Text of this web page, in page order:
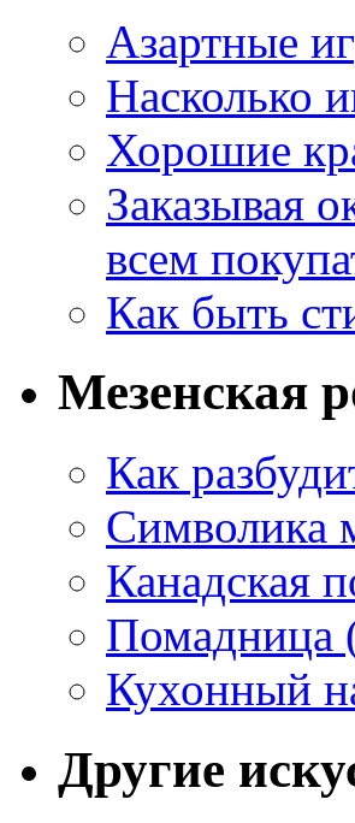
Азартные
Насколько
Хорошие
Заказывая
всем
Как быть
Мезенская
Как
Символика
Канадская
Помадница
Кухонный
Другие